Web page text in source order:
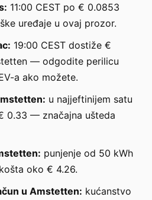
11:00 CEST po € 0.0853
uređaje u ovaj prozor.
19:00 CEST dostiže €
— odgodite perilicu
a ako možete.
u najjeftinijem satu
0.33 — značajna ušteda
punjenje od 50 kWh
oko € 4.26.
u Amstetten: kućanstvo